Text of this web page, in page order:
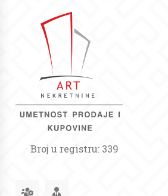
Broj u registru: 339